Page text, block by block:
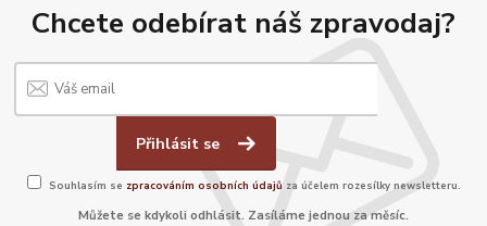
Chcete odebírat náš zpravodaj?
Přihlásit se
Souhlasím se zpracováním osobních údajů za účelem rozesílky newsletteru.
Můžete se kdykoli odhlásit. Zasíláme jednou za měsíc.